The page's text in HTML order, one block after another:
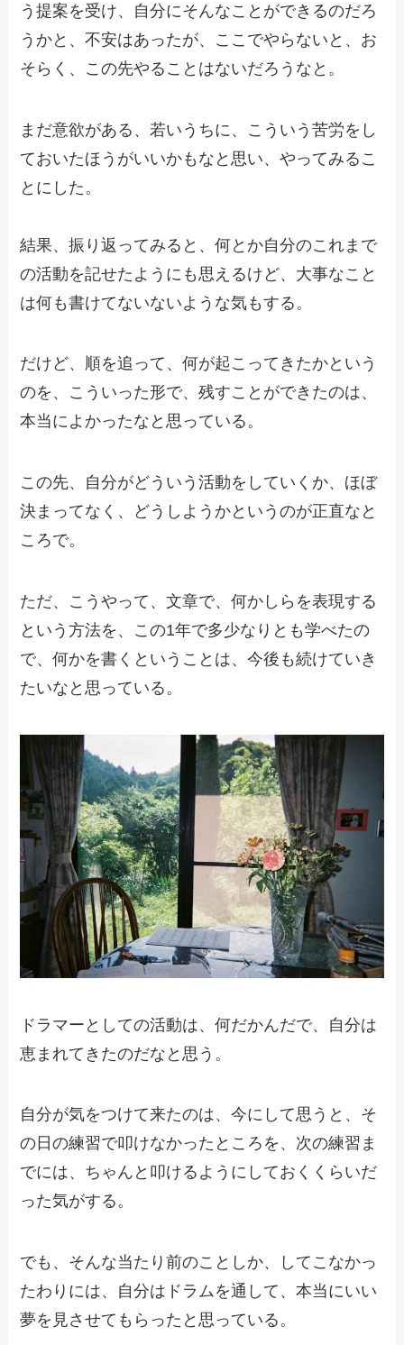
う提案を受け、自分にそんなことができるのだろ
うかと、不安はあったが、ここでやらないと、お
そらく、この先やることはないだろうなと。
まだ意欲がある、若いうちに、こういう苦労をし
ておいたほうがいいかもなと思い、やってみるこ
とにした。
結果、振り返ってみると、何とか自分のこれまで
の活動を記せたようにも思えるけど、大事なこと
は何も書けてないないような気もする。
だけど、順を追って、何が起こってきたかという
のを、こういった形で、残すことができたのは、
本当によかったなと思っている。
この先、自分がどういう活動をしていくか、ほぼ
決まってなく、どうしようかというのが正直なと
ころで。
ただ、こうやって、文章で、何かしらを表現する
という方法を、この1年で多少なりとも学べたの
で、何かを書くということは、今後も続けていき
たいなと思っている。
ドラマーとしての活動は、何だかんだで、自分は
恵まれてきたのだなと思う。
自分が気をつけて来たのは、今にして思うと、そ
の日の練習で叩けなかったところを、次の練習ま
でには、ちゃんと叩けるようにしておくくらいだ
った気がする。
でも、そんな当たり前のことしか、してこなかっ
たわりには、自分はドラムを通して、本当にいい
夢を見させてもらったと思っている。